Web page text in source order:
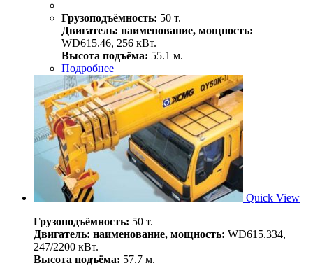
Грузоподъёмность: 50 т.
Двигатель: наименование, мощность:
WD615.46, 256 кВт.
Высота подъёма: 55.1 м.
Подробнее
Quick View
Грузоподъёмность: 50 т.
Двигатель: наименование, мощность: WD615.334,
247/2200 кВт.
Высота подъёма: 57.7 м.